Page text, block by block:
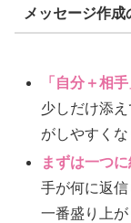
メッセージ作成
「自分＋相
少しだけ添
がしやすくな
まずは一つ
手が何に返
一番盛り上が